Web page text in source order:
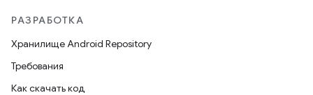
РАЗРАБОТКА
Хранилище Android Repository
Требования
Как скачать код